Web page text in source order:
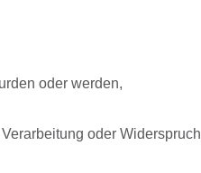
oder werden,
oder